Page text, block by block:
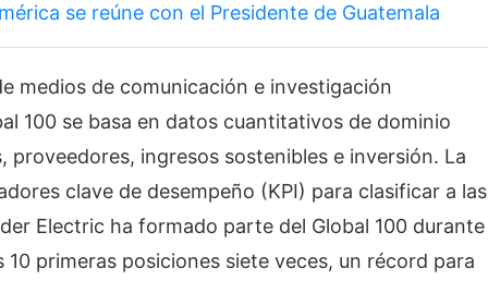
se reúne con el Presidente de Guatemala
medios de comunicación e investigación
100 se basa en datos cuantitativos de dominio
proveedores, ingresos sostenibles e inversión. La
clave de desempeño (KPI) para clasificar a las
Electric ha formado parte del Global 100 durante
primeras posiciones siete veces, un récord para